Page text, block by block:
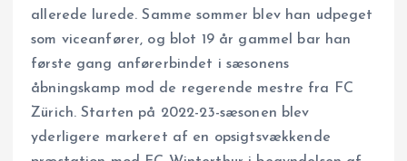
allerede lurede. Samme sommer blev han udpeget
som viceanfører, og blot 19 år gammel bar han
første gang anførerbindet i sæsonens
åbningskamp mod de regerende mestre fra FC
Zürich. Starten på 2022-23-sæsonen blev
yderligere markeret af en opsigtsvækkende